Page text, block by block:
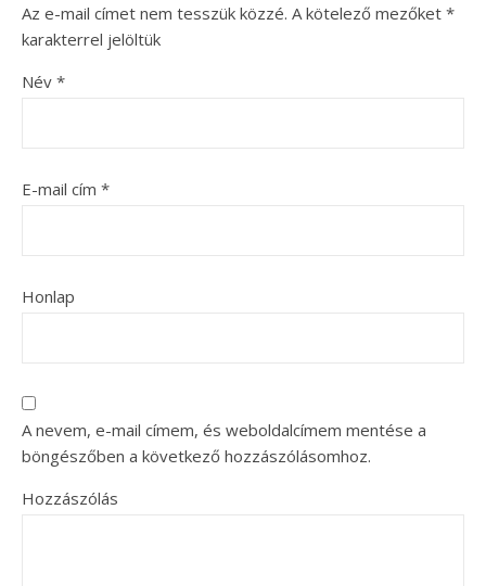
Az e-mail címet nem tesszük közzé. A kötelező mezőket *
karakterrel jelöltük
Név *
E-mail cím *
Honlap
A nevem, e-mail címem, és weboldalcímem mentése a
böngészőben a következő hozzászólásomhoz.
Hozzászólás